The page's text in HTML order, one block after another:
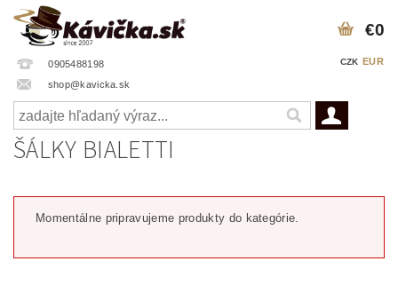
0905488198
shop@kavicka.sk
CZK EUR
€0
ŠÁLKY BIALETTI
Momentálne pripravujeme produkty do kategórie.